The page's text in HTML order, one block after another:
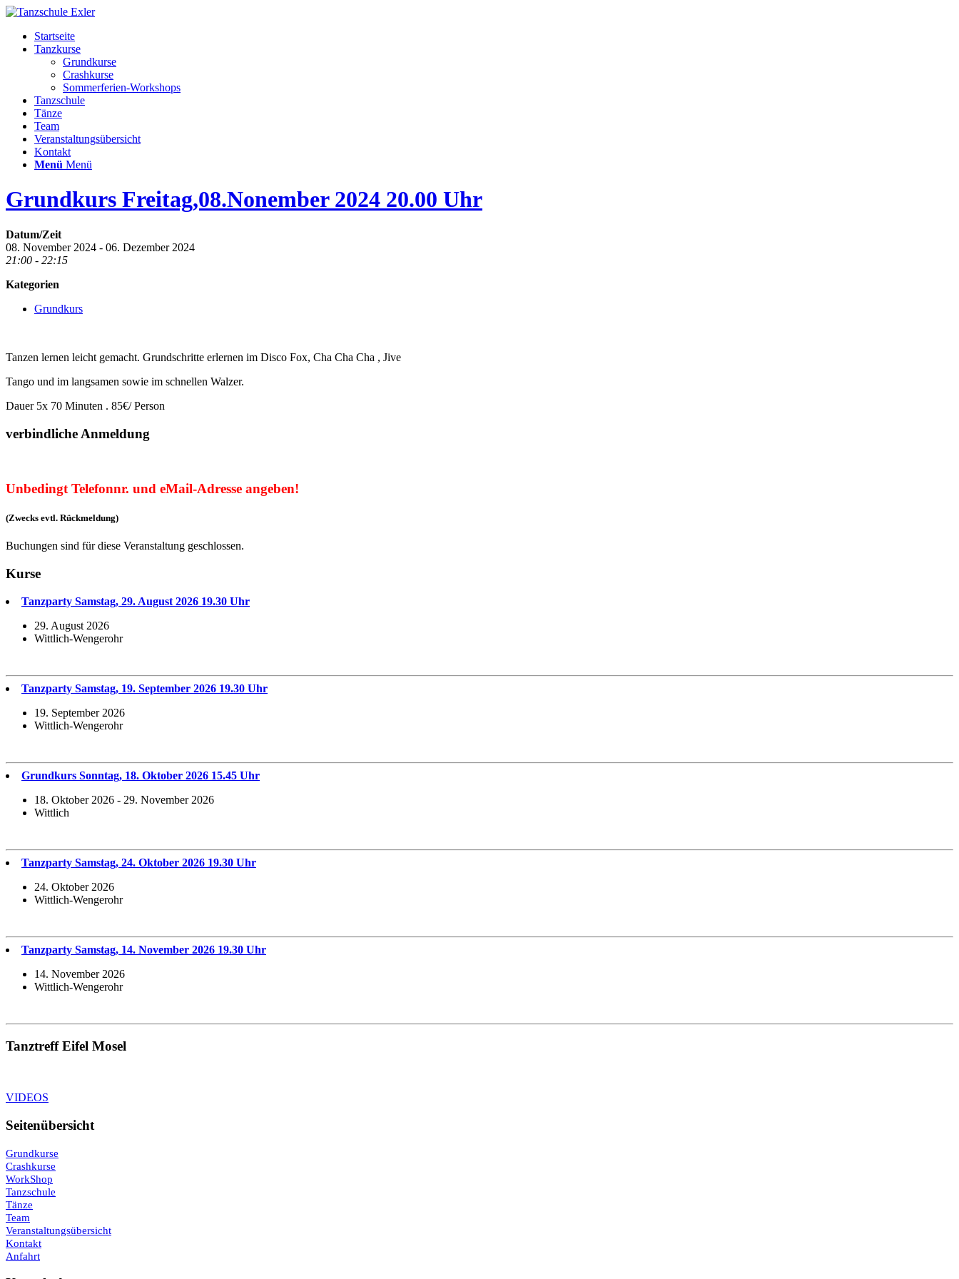
Startseite
Tanzkurse
Grundkurse
Crashkurse
Sommerferien-Workshops
Tanzschule
Tänze
Team
Veranstaltungsübersicht
Kontakt
Menü Menü
Grundkurs Freitag,08.Nonember 2024 20.00 Uhr
Datum/Zeit
08. November 2024 - 06. Dezember 2024
21:00 - 22:15
Kategorien
Grundkurs
Tanzen lernen leicht gemacht. Grundschritte erlernen im Disco Fox, Cha Cha Cha , Jive
Tango und im langsamen sowie im schnellen Walzer.
Dauer 5x 70 Minuten . 85€/ Person
verbindliche Anmeldung
Unbedingt Telefonnr. und eMail-Adresse angeben!
(Zwecks evtl. Rückmeldung)
Buchungen sind für diese Veranstaltung geschlossen.
Kurse
Tanzparty Samstag, 29. August 2026 19.30 Uhr
29. August 2026
Wittlich-Wengerohr
Tanzparty Samstag, 19. September 2026 19.30 Uhr
19. September 2026
Wittlich-Wengerohr
Grundkurs Sonntag, 18. Oktober 2026 15.45 Uhr
18. Oktober 2026 - 29. November 2026
Wittlich
Tanzparty Samstag, 24. Oktober 2026 19.30 Uhr
24. Oktober 2026
Wittlich-Wengerohr
Tanzparty Samstag, 14. November 2026 19.30 Uhr
14. November 2026
Wittlich-Wengerohr
Tanztreff Eifel Mosel
VIDEOS
Seitenübersicht
Grundkurse
Crashkurse
WorkShop
Tanzschule
Tänze
Team
Veranstaltungsübersicht
Kontakt
Anfahrt